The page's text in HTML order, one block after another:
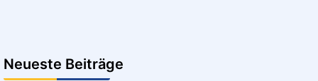
Neueste Beiträge